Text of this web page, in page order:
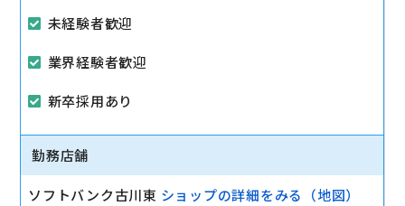
未経験者歓迎
業界経験者歓迎
新卒採用あり
勤務店舗
ソフトバンク古川東 ショップの詳細をみる（地図）